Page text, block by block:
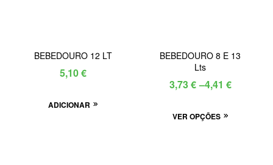
BEBEDOURO 12 LT
5,10€
ADICIONAR
BEBEDOURO 8 E 13
Lts
3,73€ –4,41 €
VER OPÇÕES